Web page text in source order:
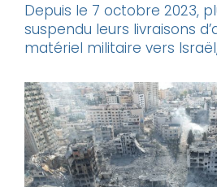
Depuis le 7 octobre 2023,
suspendu leurs livraisons
matériel militaire vers